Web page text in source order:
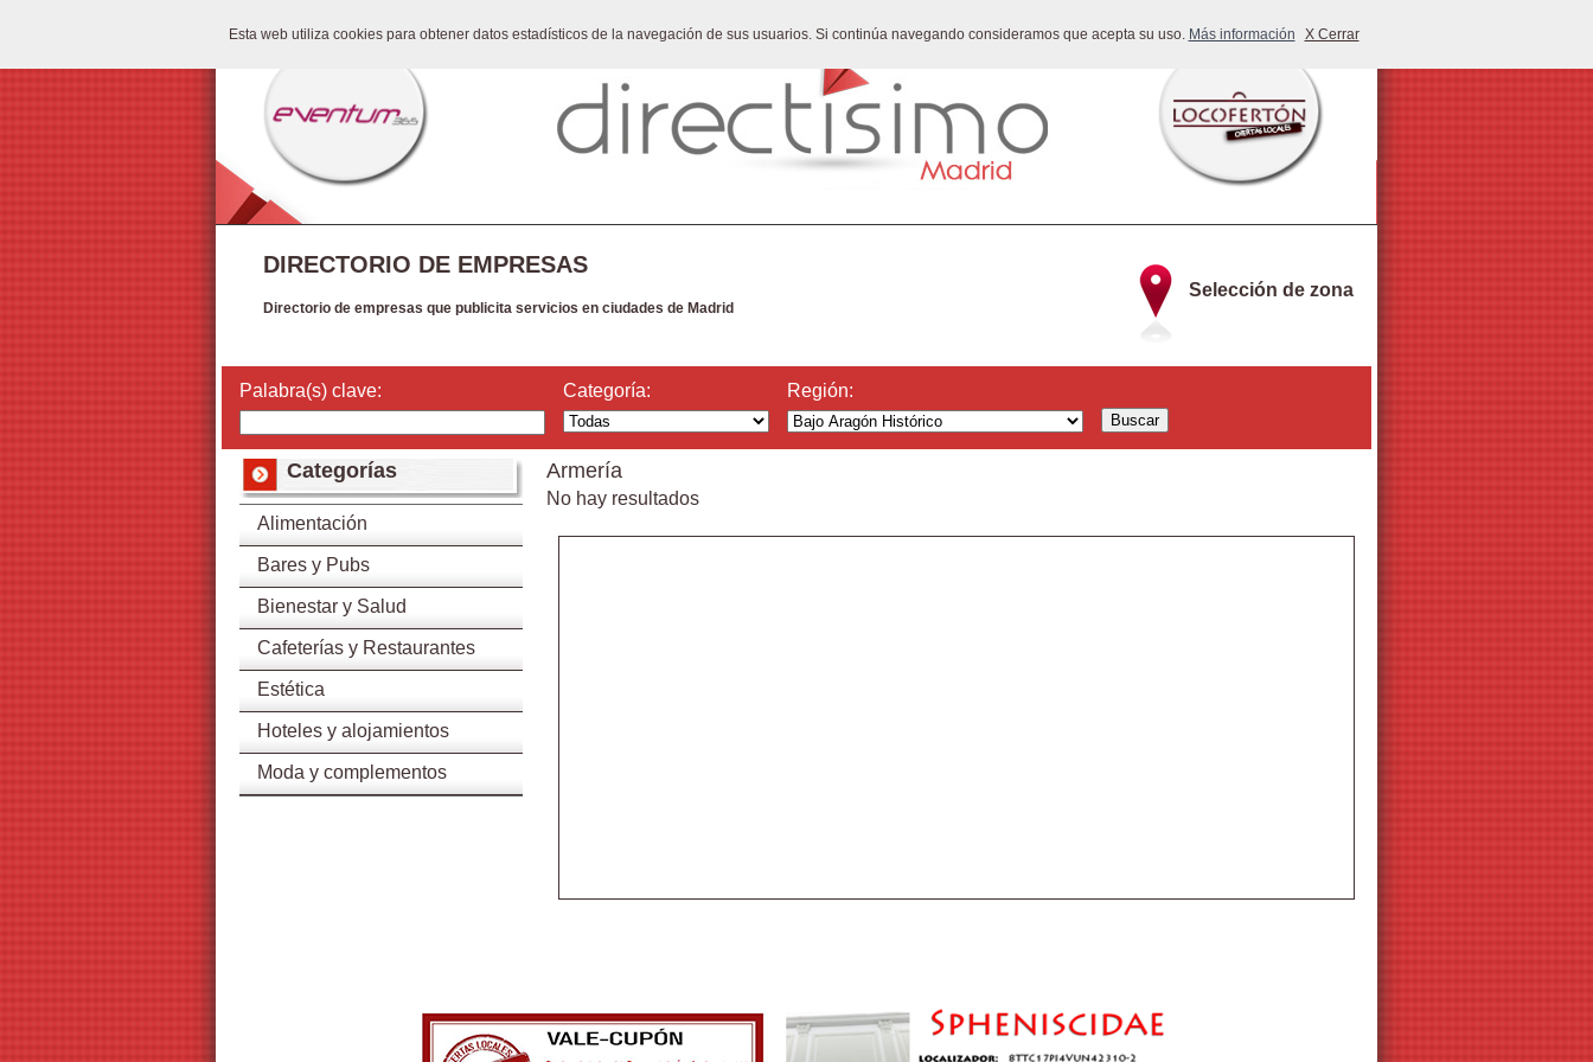
Esta web utiliza cookies para obtener datos estadísticos de la navegación de sus usuarios. Si continúa navegando consideramos que acepta su uso. Más información X Cerrar
Selección de zona
DIRECTORIO DE EMPRESAS
Directorio de empresas que publicita servicios en ciudades de Madrid
Palabra(s) clave: Categoría: Región:
Categorías
Alimentación
Bares y Pubs
Bienestar y Salud
Cafeterías y Restaurantes
Estética
Hoteles y alojamientos
Moda y complementos
Armería
No hay resultados